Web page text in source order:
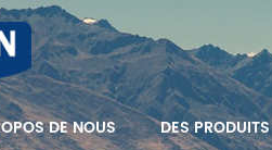
DE NOUS DES PRODUITS